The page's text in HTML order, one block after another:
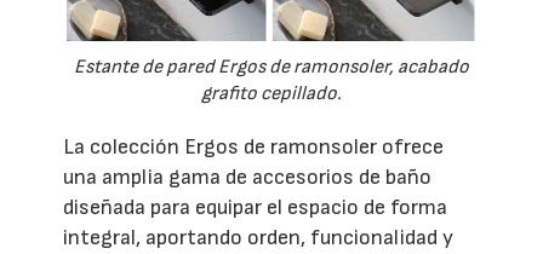
Estante de pared Ergos de ramonsoler, acabado
grafito cepillado.
La colección Ergos de ramonsoler ofrece
una amplia gama de accesorios de baño
diseñada para equipar el espacio de forma
integral, aportando orden, funcionalidad y